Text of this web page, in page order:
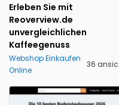
Erleben Sie mit
Reoverview.de
unvergleichlichen
Kaffeegenuss
Webshop Einkaufen
Online